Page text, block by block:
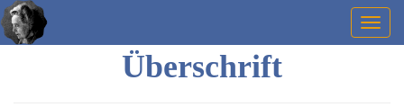
Überschrift